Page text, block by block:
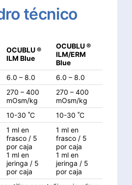
técnico
OCUBLU ®
ILM Blue
OCUBLU ®
ILM/ERM
Blue
6.0 – 8.0 6.0 – 8.0
270 – 400
mOsm/kg
270 – 400
mOsm/kg
10-30 ˚C 10-30 ˚C
1 ml en
frasco / 5
por caja
1 ml en
jeringa / 5
por caja
1 ml en
frasco / 5
por caja
1 ml en
jeringa / 5
por caja